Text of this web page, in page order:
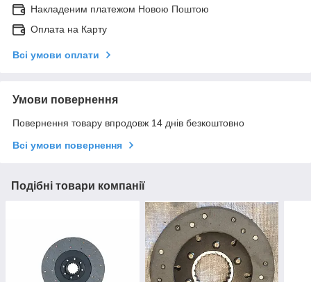
Накладеним платежом Новою Поштою
Оплата на Карту
Всі умови оплати
Умови повернення
Повернення товару впродовж 14 днів безкоштовно
Всі умови повернення
Подібні товари компанії